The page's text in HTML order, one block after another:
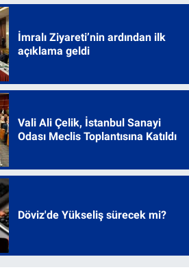
İmralı Ziyareti’nin ardından ilk
açıklama geldi
Vali Ali Çelik, İstanbul Sanayi
Odası Meclis Toplantısına Katıldı
Döviz'de Yükseliş sürecek mi?